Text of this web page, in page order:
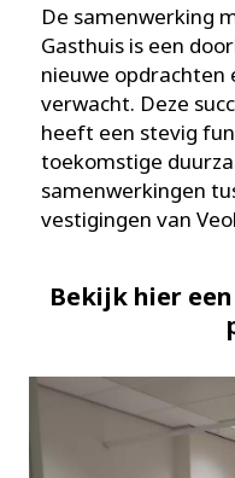
De samenwerking
Gasthuis is een
nieuwe opdrachten
verwacht. Deze
heeft een stevig
toekomstige
samenwerkingen
vestigingen van
Bekijk hier